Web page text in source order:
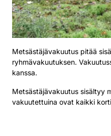
Metsästäjävakuutus pitää
ryhmävakuutuksen.
kanssa.
Metsästäjävakuutus sisältyy
vakuutettuina ovat kaikki